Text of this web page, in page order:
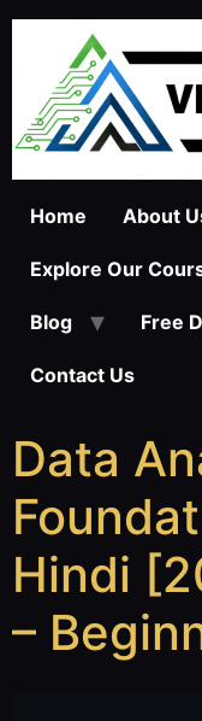
Home About
Explore Our
Blog Free
Contact Us
Data
Hindi
–